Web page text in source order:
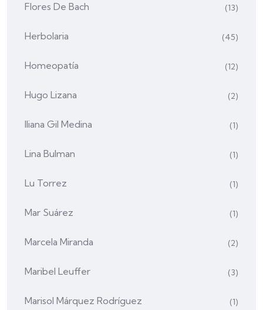
Flores De Bach (13)
Herbolaria (45)
Homeopatía (12)
Hugo Lizana (2)
Iliana Gil Medina (1)
Lina Bulman (1)
Lu Torrez (1)
Mar Suárez (1)
Marcela Miranda (2)
Maribel Leuffer (3)
Marisol Márquez Rodríguez (1)